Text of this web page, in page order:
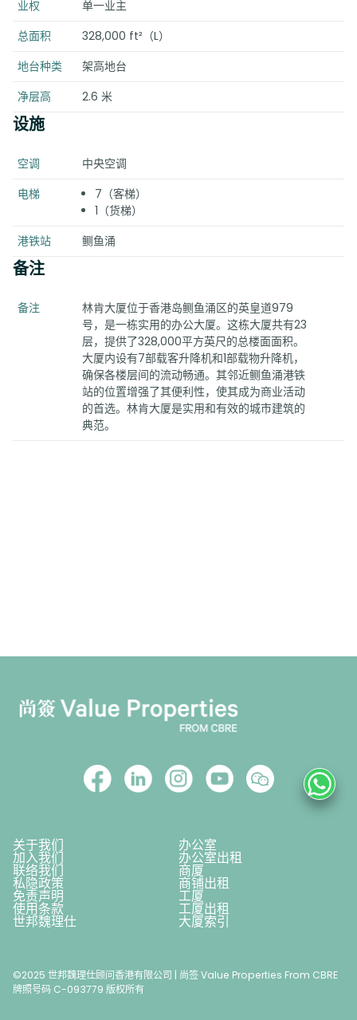
业权
单一业主
总面积
328,000 ft²（L）
地台种类
架高地台
净层高
2.6 米
设施
空调
中央空调
电梯
7（客梯）
1（货梯）
港铁站
鲗鱼涌
备注
备注
林肯大厦位于香港岛鲗鱼涌区的英皇道979
号，是一栋实用的办公大厦。这栋大厦共有23
层，提供了328,000平方英尺的总楼面面积。
大厦内设有7部载客升降机和1部载物升降机，
确保各楼层间的流动畅通。其邻近鲗鱼涌港铁
站的位置增强了其便利性，使其成为商业活动
的首选。林肯大厦是实用和有效的城市建筑的
典范。
关于我们 办公室
加入我们 办公室出租
联络我们 商厦
私隐政策 商铺出租
免责声明 工厦
使用条款 工厦出租
世邦魏理仕 大厦索引
©2025 世邦魏理仕顾问香港有限公司 | 尚签 Value Properties From CBRE
牌照号码 C-093779 版权所有